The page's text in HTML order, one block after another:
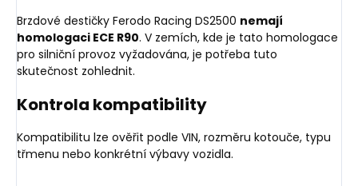
Brzdové destičky Ferodo Racing DS2500 nemají
homologaci ECE R90. V zemích, kde je tato homologace
pro silniční provoz vyžadována, je potřeba tuto
skutečnost zohlednit.
Kontrola kompatibility
Kompatibilitu lze ověřit podle VIN, rozměru kotouče, typu
třmenu nebo konkrétní výbavy vozidla.